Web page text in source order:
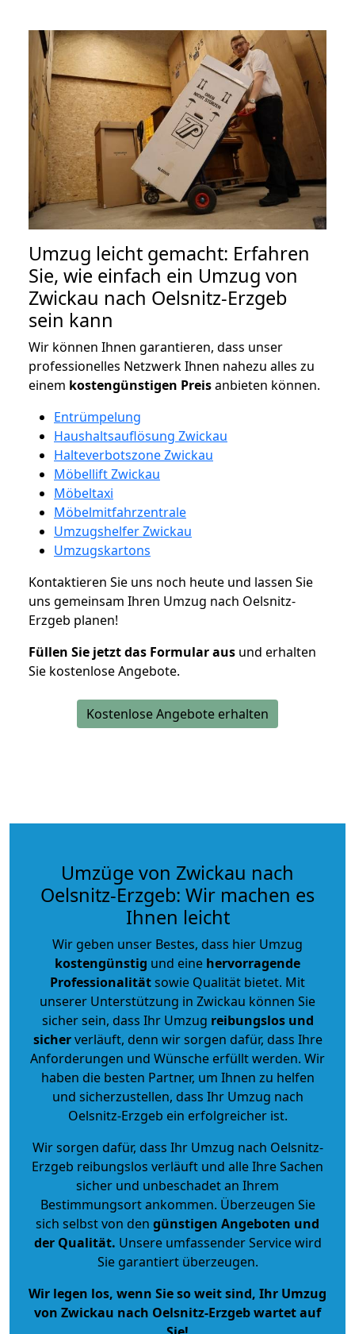
Umzug leicht gemacht: Erfahren
Sie, wie einfach ein Umzug von
Zwickau nach Oelsnitz-Erzgeb
sein kann
Wir können Ihnen garantieren, dass unser
professionelles Netzwerk Ihnen nahezu alles zu
einem kostengünstigen Preisanbieten können.
Entrümpelung
Haushaltsauflösung Zwickau
Halteverbotszone Zwickau
Möbellift Zwickau
Möbeltaxi
Möbelmitfahrzentrale
Umzugshelfer Zwickau
Umzugskartons
Kontaktieren Sie uns noch heute und lassen Sie
uns gemeinsam Ihren Umzug nach Oelsnitz-
Erzgeb planen!
Füllen Sie jetzt das Formular aus und erhalten
Sie kostenlose Angebote.
Kostenlose Angebote erhalten
Umzüge von Zwickau nach
Oelsnitz-Erzgeb: Wir machen es
Ihnen leicht
Wir geben unser Bestes, dass hier Umzug
kostengünstig und eine hervorragende
Professionalitätsowie Qualität bietet. Mit
unserer Unterstützung in Zwickau können Sie
sicher sein, dass Ihr Umzug reibungslos und
sicherverläuft, denn wir sorgen dafür, dass Ihre
Anforderungen und Wünsche erfüllt werden. Wir
haben die besten Partner, um Ihnen zu helfen
und sicherzustellen, dass Ihr Umzug nach
Oelsnitz-Erzgeb ein erfolgreicher ist.
Wir sorgen dafür, dass Ihr Umzug nach Oelsnitz-
Erzgeb reibungslos verläuft und alle Ihre Sachen
sicher und unbeschadet an Ihrem
Bestimmungsort ankommen. Überzeugen Sie
sich selbst von den günstigen Angeboten und
der Qualität. Unsere umfassender Service wird
Sie garantiert überzeugen.
Wir legen los, wenn Sie so weit sind, Ihr Umzug
von Zwickau nach Oelsnitz-Erzgeb wartet auf